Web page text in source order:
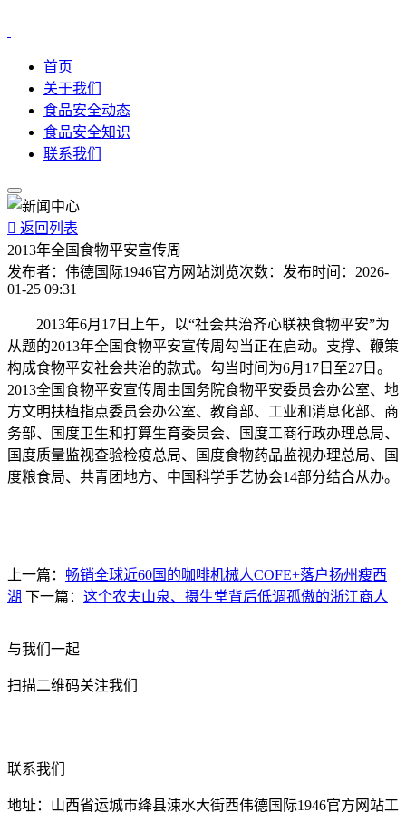
首页
关于我们
食品安全动态
食品安全知识
联系我们
 返回列表
2013年全国食物平安宣传周
发布者： 伟德国际1946官方网站浏览次数： 发布时间： 2026-
01-25 09:31
2013年6月17日上午，以“社会共治齐心联袂食物平安”为
从题的2013年全国食物平安宣传周勾当正在启动。支撑、鞭策
构成食物平安社会共治的款式。勾当时间为6月17日至27日。
2013全国食物平安宣传周由国务院食物平安委员会办公室、地
方文明扶植指点委员会办公室、教育部、工业和消息化部、商
务部、国度卫生和打算生育委员会、国度工商行政办理总局、
国度质量监视查验检疫总局、国度食物药品监视办理总局、国
度粮食局、共青团地方、中国科学手艺协会14部分结合从办。
上一篇： 畅销全球近60国的咖啡机械人COFE+落户扬州瘦西
湖 下一篇： 这个农夫山泉、摄生堂背后低调孤傲的浙江商人
与我们一起
扫描二维码关注我们
联系我们
地址：山西省运城市绛县涑水大街西伟德国际1946官方网站工